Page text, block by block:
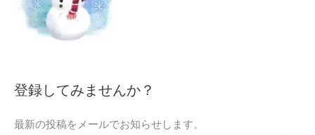
登録してみませんか？
最新の投稿をメールでお知らせします。
を
下
さ